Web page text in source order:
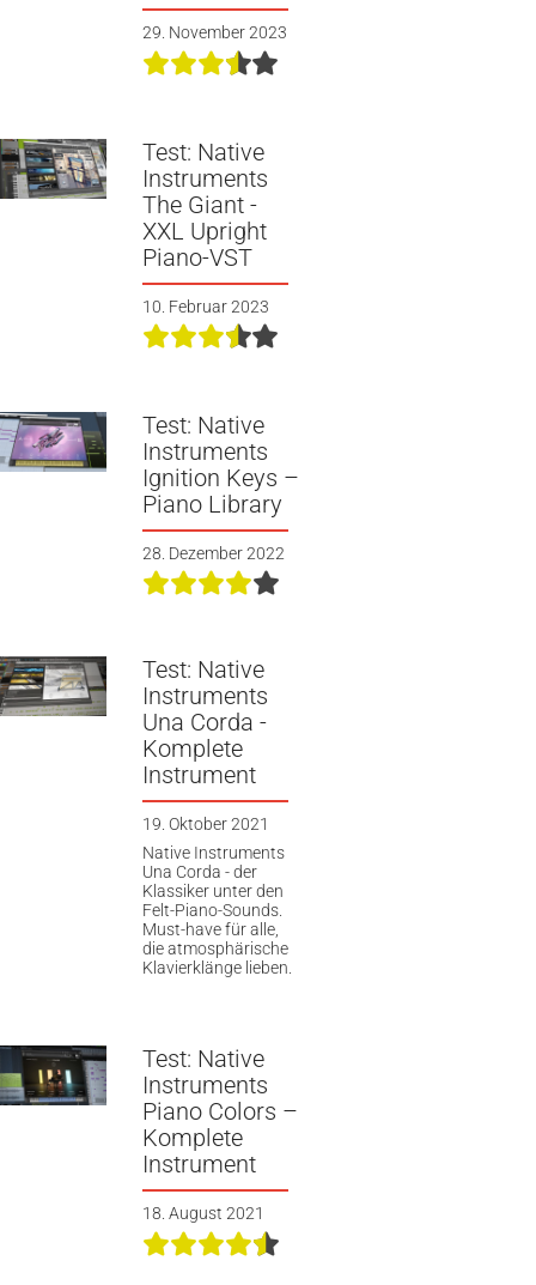
29. November 2023
Test: Native
Instruments
The Giant -
XXL Upright
Piano-VST
10. Februar 2023
Test: Native
Instruments
Ignition Keys –
Piano Library
28. Dezember 2022
Test: Native
Instruments
Una Corda -
Komplete
Instrument
19. Oktober 2021
Native Instruments
Una Corda - der
Klassiker unter den
Felt-Piano-Sounds.
Must-have für alle,
die atmosphärische
Klavierklänge lieben.
Test: Native
Instruments
Piano Colors –
Komplete
Instrument
18. August 2021